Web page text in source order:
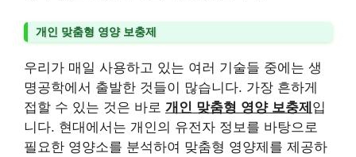
개인 맞춤형 영양 보충제
우리가 매일 사용하고 있는 여러 기술들 중에는 생
명공학에서 출발한 것들이 많습니다. 가장 흔하게
접할 수 있는 것은 바로 개인 맞춤형 영양 보충제 입
니다. 현대에서는 개인의 유전자 정보를 바탕으로
필요한 영양소를 분석하여 맞춤형 영양제를 제공하